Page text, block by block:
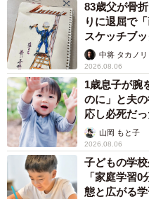
83歳父が骨
りに退屈で
スケッチブ
ますよ…」
中将 タカノリ
2026.08.06
1歳息子が腕
のに」と夫
応し必死だ
出し…山岡 もと子
2026.08.06
子どもの学
「家庭学習
態と広がる